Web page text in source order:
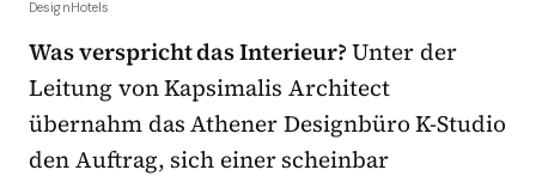
DesignHotels
Was verspricht das Interieur?Unter der
Leitung von Kapsimalis Architect
übernahm das Athener Designbüro K-Studio
den Auftrag, sich einer scheinbar